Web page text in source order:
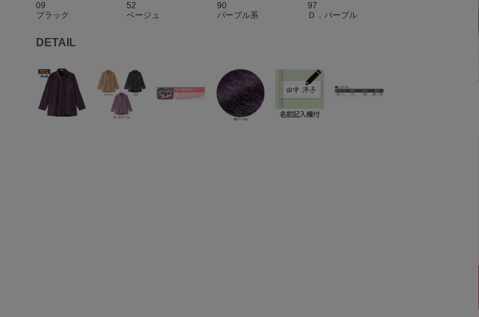
09
ブラック
52
ベージュ
90
パープル系
97
Ｄ．パープル
DETAIL